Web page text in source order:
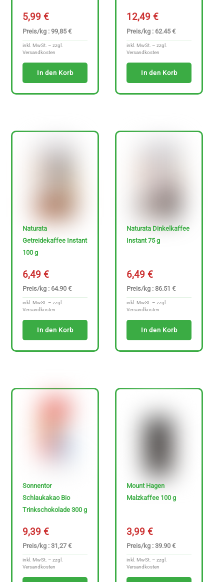
5,99€
Preis/kg : 99,85 €
inkl. MwSt. – zzgl.
Versandkosten
In den Korb
12,49€
Preis/kg : 62.45 €
inkl. MwSt. – zzgl.
Versandkosten
In den Korb
Naturata
Getreidekaffee Instant
100 g
6,49€
Preis/kg : 64.90 €
inkl. MwSt. – zzgl.
Versandkosten
In den Korb
Naturata Dinkelkaffee
Instant 75 g
6,49€
Preis/kg : 86.51 €
inkl. MwSt. – zzgl.
Versandkosten
In den Korb
Sonnentor
Schlaukakao Bio
Trinkschokolade 300 g
9,39€
Preis/kg : 31,27 €
inkl. MwSt. – zzgl.
Versandkosten
Mount Hagen
Malzkaffee 100 g
3,99€
Preis/kg : 39.90 €
inkl. MwSt. – zzgl.
Versandkosten